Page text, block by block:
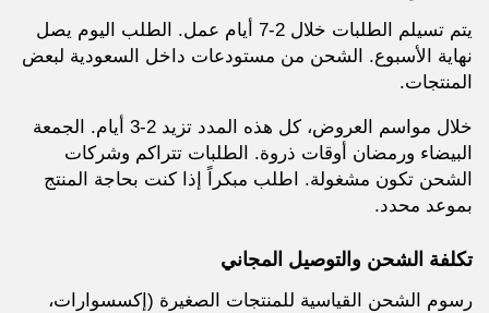
يتم تسيلم الطلبات خلال 2-7 أيام عمل. الطلب اليوم يصل
نهاية الأسبوع. الشحن من مستودعات داخل السعودية لبعض
المنتجات.
خلال مواسم العروض، كل هذه المدد تزيد 2-3 أيام. الجمعة
البيضاء ورمضان أوقات ذروة. الطلبات تتراكم وشركات
الشحن تكون مشغولة. اطلب مبكراً إذا كنت بحاجة المنتج
بموعد محدد.
تكلفة الشحن والتوصيل المجاني
رسوم الشحن القياسية للمنتجات الصغيرة (إكسسوارات،